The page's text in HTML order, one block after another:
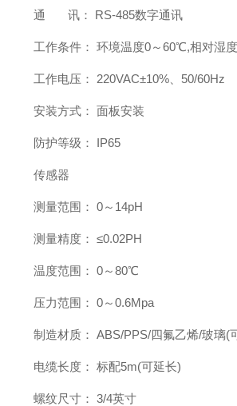
通 讯： RS-485数字通讯
工作条件： 环境温度0～60℃,相对湿度
工作电压： 220VAC±10%、50/60Hz
安装方式： 面板安装
防护等级： IP65
传感器
测量范围： 0～14pH
测量精度： ≤0.02PH
温度范围： 0～80℃
压力范围： 0～0.6Mpa
制造材质： ABS/PPS/四氟乙烯/玻璃(
电缆长度： 标配5m(可延长)
螺纹尺寸： 3/4英寸